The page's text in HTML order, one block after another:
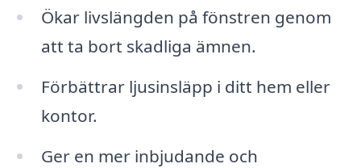
Ökar livslängden på fönstren genom
att ta bort skadliga ämnen.
Förbättrar ljusinsläpp i ditt hem eller
kontor.
Ger en mer inbjudande och